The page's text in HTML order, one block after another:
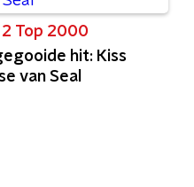
2 Top 2000
hit: Kiss
van Seal